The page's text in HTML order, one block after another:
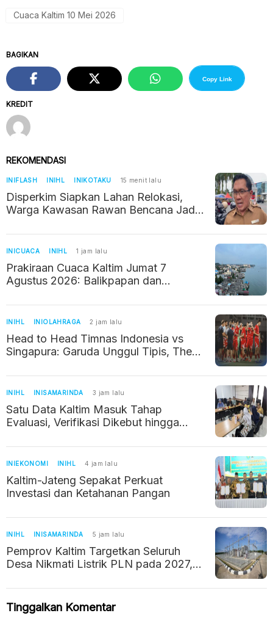
Cuaca Kaltim 10 Mei 2026
KREDIT
BAGIKAN
Copy Link
REKOMENDASI
INIFLASH INIHL INIKOTAKU 15 menit lalu
Disperkim Siapkan Lahan Relokasi,
Warga Kawasan Rawan Bencana Jadi
INICUACA INIHL 1 jam lalu
Prakiraan Cuaca Kaltim Jumat 7
Agustus 2026: Balikpapan dan
INIHL INIOLAHRAGA 2 jam lalu
Head to Head Timnas Indonesia vs
Singapura: Garuda Unggul Tipis, The
INIHL INISAMARINDA 3 jam lalu
Satu Data Kaltim Masuk Tahap
Evaluasi, Verifikasi Dikebut hingga
INIEKONOMI INIHL 4 jam lalu
Kaltim-Jateng Sepakat Perkuat
Investasi dan Ketahanan Pangan
INIHL INISAMARINDA 5 jam lalu
Pemprov Kaltim Targetkan Seluruh
Desa Nikmati Listrik PLN pada 2027,
Tinggalkan Komentar